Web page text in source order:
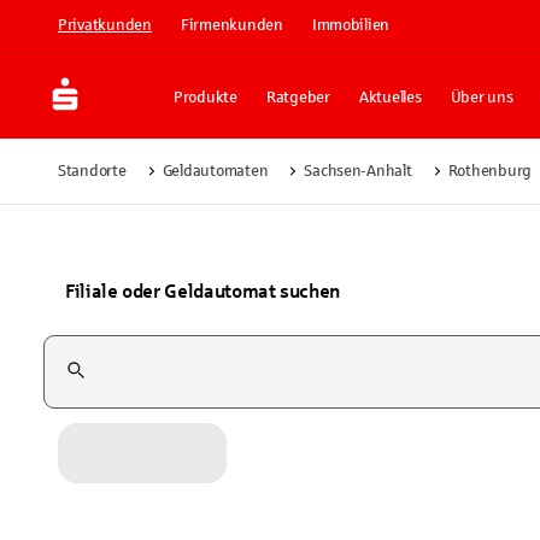
Privatkunden Firmenkunden Immobilien
Produkte Ratgeber Aktuelles Über uns
Standorte Geldautomaten Sachsen-Anhalt Rothenburg
Filiale oder Geldautomat suchen
Suchfeld